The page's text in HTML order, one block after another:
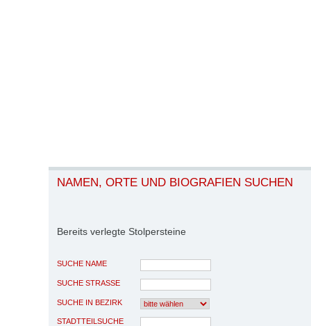
NAMEN, ORTE UND BIOGRAFIEN SUCHEN
Bereits verlegte Stolpersteine
SUCHE NAME
SUCHE STRASSE
SUCHE IN BEZIRK
STADTTEILSUCHE